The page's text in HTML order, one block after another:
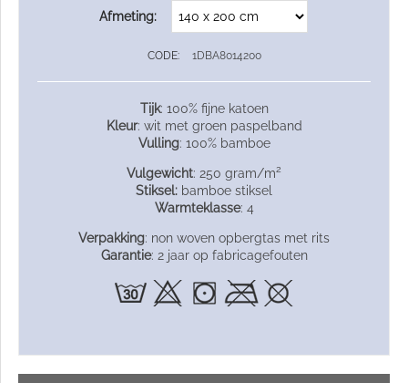
Afmeting:
CODE: 1DBA8014200
Tijk: 100% fijne katoen
Kleur: wit met groen paspelband
Vulling: 100% bamboe
Vulgewicht: 250 gram/m2
Stiksel: bamboe stiksel
Warmteklasse: 4
Verpakking: non woven opbergtas met rits
Garantie: 2 jaar op fabricagefouten